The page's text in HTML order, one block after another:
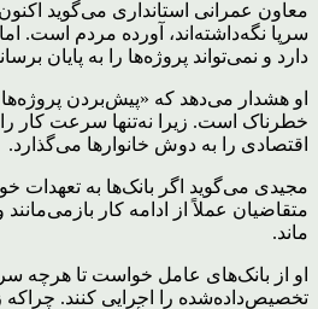
معاون عمرانی استانداری می‌گوید اکنون
سرپا نگه‌داشته‌اند، آورده مردم است.
دارد و نمی‌تواند پروژه‌ها را به پایان
او هشدار می‌دهد که «پیش‌بردن
خطرناک است. زیرا نه‌تنها سرعت کار
اقتصادی را به دوش خانوارها می‌گذارد.
مجیدی می‌گوید اگر بانک‌ها به تعهدات خود
متقاضیان عملاً از ادامه کار بازمی‌مانند
ماند.
او از بانک‌های عامل خواست تا هرچه
تخصیص‌داده‌شده را اجرایی کنند.